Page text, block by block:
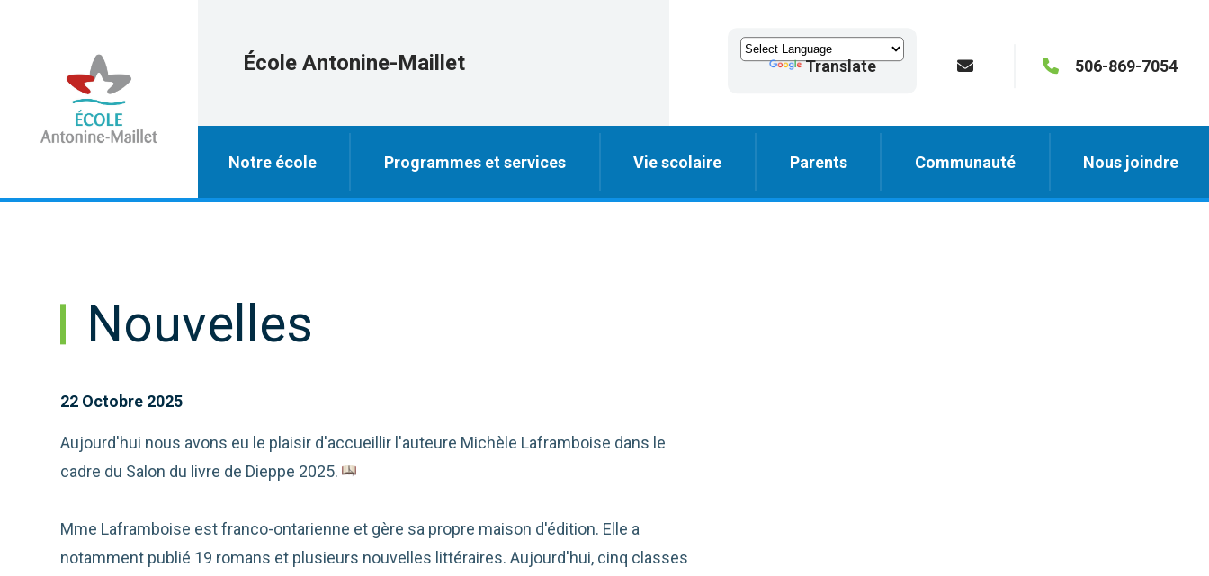
École Antonine-Maillet Translate 506-869-7054
Notre école Programmes et services Vie scolaire Parents Communauté Nous joindre
Nouvelles
22 Octobre 2025
Aujourd'hui nous avons eu le plaisir d'accueillir l'auteure Michèle Laframboise dans le
cadre du Salon du livre de Dieppe 2025.
Mme Laframboise est franco-ontarienne et gère sa propre maison d'édition. Elle a
notamment publié 19 romans et plusieurs nouvelles littéraires. Aujourd'hui, cinq classes